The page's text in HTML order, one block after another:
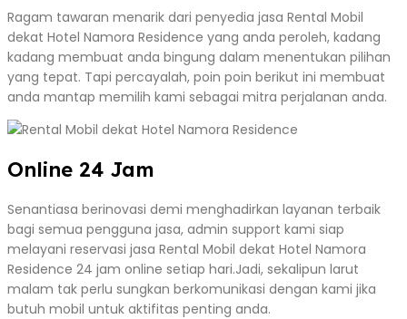
Ragam tawaran menarik dari penyedia jasa Rental Mobil
dekat Hotel Namora Residence yang anda peroleh, kadang
kadang membuat anda bingung dalam menentukan pilihan
yang tepat. Tapi percayalah, poin poin berikut ini membuat
anda mantap memilih kami sebagai mitra perjalanan anda.
Online 24 Jam
Senantiasa berinovasi demi menghadirkan layanan terbaik
bagi semua pengguna jasa, admin support kami siap
melayani reservasi jasa Rental Mobil dekat Hotel Namora
Residence 24 jam online setiap hari.Jadi, sekalipun larut
malam tak perlu sungkan berkomunikasi dengan kami jika
butuh mobil untuk aktifitas penting anda.